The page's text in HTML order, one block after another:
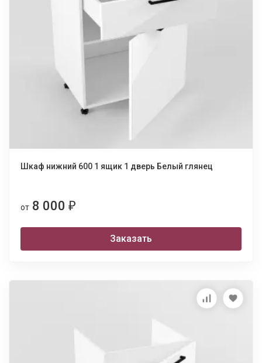
Шкаф нижний 600 1 ящик 1 дверь Белый глянец
от 8 000 ₽
Заказать